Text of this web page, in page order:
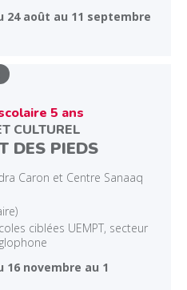
24 août au 11 septembre
5 ans
CULTUREL
DES PIEDS
Caron et Centre Sanaaq
ciblées UEMPT, secteur
novembre au 1